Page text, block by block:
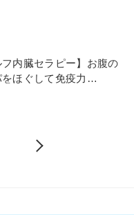
フ内臓セラピー】お腹の
ほぐして免疫力